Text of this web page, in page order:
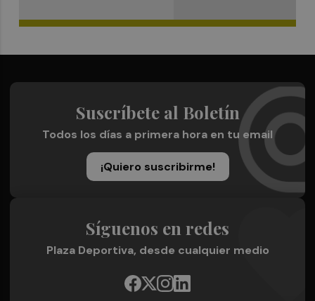
Suscríbete al Boletín
Todos los días a primera hora en tu email
¡Quiero suscribirme!
Síguenos en redes
Plaza Deportiva, desde cualquier medio